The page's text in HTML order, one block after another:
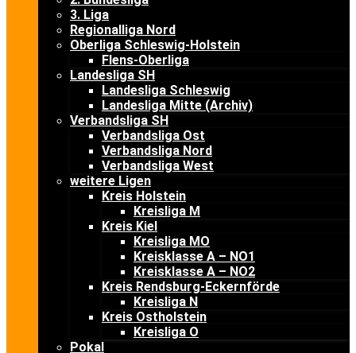
3. Liga
Regionalliga Nord
Oberliga Schleswig-Holstein
Flens-Oberliga
Landesliga SH
Landesliga Schleswig
Landesliga Mitte (Archiv)
Verbandsliga SH
Verbandsliga Ost
Verbandsliga Nord
Verbandsliga West
weitere Ligen
Kreis Holstein
Kreisliga M
Kreis Kiel
Kreisliga MO
Kreisklasse A – NO1
Kreisklasse A – NO2
Kreis Rendsburg-Eckernförde
Kreisliga N
Kreis Ostholstein
Kreisliga O
Pokal